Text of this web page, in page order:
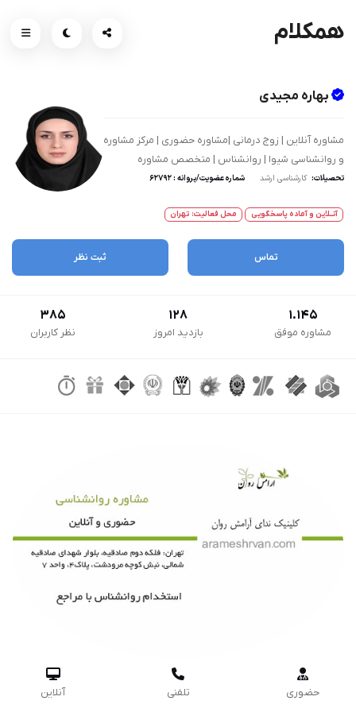
همکلام
بهاره مجیدی
مشاوره آنلاین | زوج درمانی |مشاوره حضوری | مرکز مشاوره
و روانشناسی شیوا | روانشناس | متخصص مشاوره
تحصیلات: کارشناسی ارشد شماره عضویت/پروانه : 62792
آنــلاین و آماده پاسخگویی محل فعالیت: تهران
تماس ثبت نظر
1.145
مشاوره موفق
128
بازدید امروز
385
نظر کاربران

حضوری

تلفنی

آنلاین